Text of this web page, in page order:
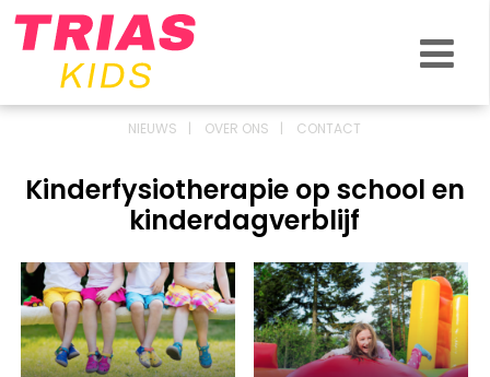
NIEUWS OVER ONS CONTACT
Kinderfysiotherapie op school en
kinderdagverblijf
VOOR WIE
VERGOEDING EN KOSTEN
LOCATIES